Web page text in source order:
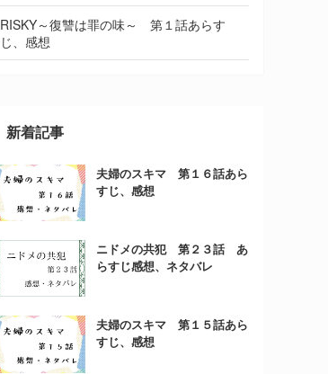
RISKY～復讐は罪の味～ 第１話あらす
じ、感想
新着記事
夫婦のスキマ 第１６話あら
すじ、感想
ニドメの共犯 第２３話 あ
らすじ感想、ネタバレ
夫婦のスキマ 第１５話あら
すじ、感想